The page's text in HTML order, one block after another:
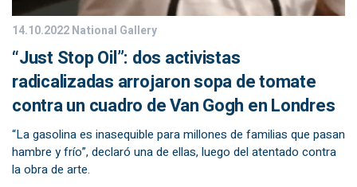
14.10.2022National Gallery
“Just Stop Oil”: dos activistas
radicalizadas arrojaron sopa de tomate
contra un cuadro de Van Gogh en Londres
“La gasolina es inasequible para millones de familias que pasan
hambre y frío”, declaró una de ellas, luego del atentado contra
la obra de arte.